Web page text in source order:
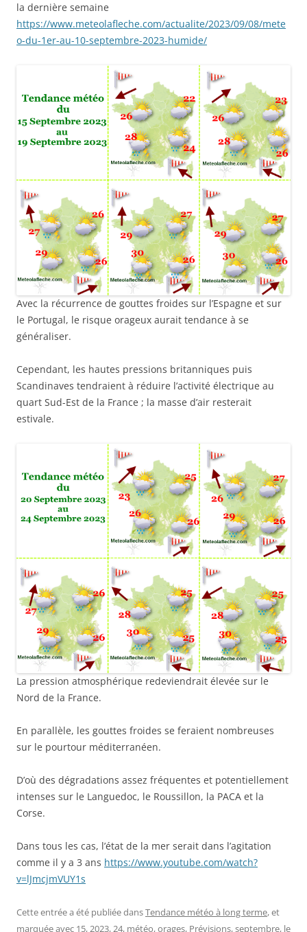
la dernière semaine
https://www.meteolafleche.com/actualite/2023/09/08/mete
o-du-1er-au-10-septembre-2023-humide/
Avec la récurrence de gouttes froides sur l’Espagne et sur
le Portugal, le risque orageux aurait tendance à se
généraliser.
Cependant, les hautes pressions britanniques puis
Scandinaves tendraient à réduire l’activité électrique au
quart Sud-Est de la France ; la masse d’air resterait
estivale.
La pression atmosphérique redeviendrait élevée sur le
Nord de la France.
En parallèle, les gouttes froides se feraient nombreuses
sur le pourtour méditerranéen.
D’où des dégradations assez fréquentes et potentiellement
intenses sur le Languedoc, le Roussillon, la PACA et la
Corse.
Dans tous les cas, l’état de la mer serait dans l’agitation
comme il y a 3 ans https://www.youtube.com/watch?
v=lJmcjmVUY1s
Cette entrée a été publiée dansTendance météo à long terme, et
marquée avec 15,2023,24, météo,orages, Prévisions,septembre, le